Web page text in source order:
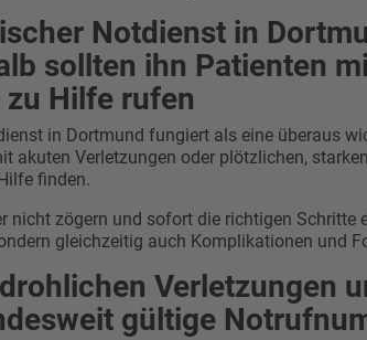
Notdienst in
sollten ihn Patienten
Hilfe rufen
in Dortmund fungiert als eine überaus
akuten Verletzungen oder plötzlichen,
finden.
nicht zögern und sofort die richtigen Schritte
gleichzeitig auch Komplikationen und
Verletzungen
gültige